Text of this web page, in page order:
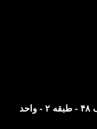
مشهد- بلوار سجاد- نبش حامد جنوبی (سجاد ۱۸) - پلاک ۴۸ - طبقه ۲ - واحد